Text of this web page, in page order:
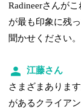
Radineerさんが
が最も印象に残
聞かせください。
江藤さん
さまざまありま
があるクライア